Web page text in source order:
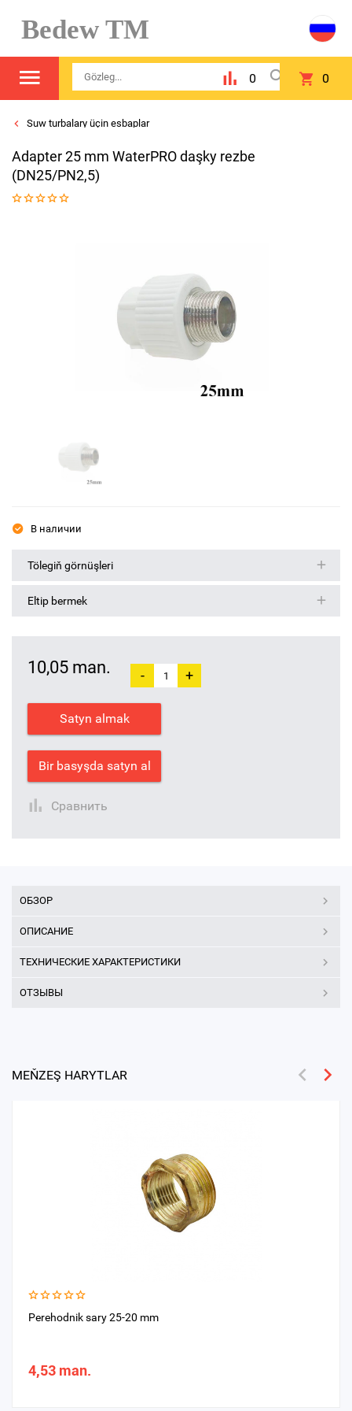
Bedew TM
0 0
Suw turbalary üçin esbaplar
Adaptеr 25 mm WaterPRO daşky rezbe
(DN25/PN2,5)
В наличии
Tölegiň görnüşleri
Eltip bermek
10,05 man. - +
Satyn almak
Bir basyşda satyn al
Сравнить
ОБЗОР
ОПИСАНИЕ
ТЕХНИЧЕСКИЕ ХАРАКТЕРИСТИКИ
ОТЗЫВЫ
MEŇZEŞ HARYTLAR
Perehodnik sary 25-20 mm
4,53 man.